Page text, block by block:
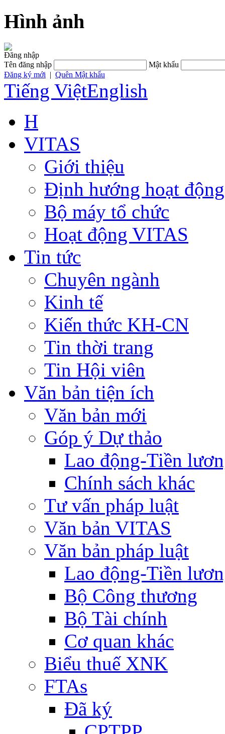
Hình ảnh
Đăng nhập
Tên đăng nhập
Mật khẩu
Đăng ký mới | Quên Mật khẩu
Tiếng ViệtEnglish
H
VITAS
Giới thiệu
Định hướng hoạt động
Bộ máy tổ chức
Hoạt động VITAS
Tin tức
Chuyên ngành
Kinh tế
Kiến thức KH-CN
Tin thời trang
Tin Hội viên
Văn bản tiện ích
Văn bản mới
Góp ý Dự thảo
Lao động-Tiền
Chính sách khác
Tư vấn pháp luật
Văn bản VITAS
Văn bản pháp luật
Lao động-Tiền
Bộ Công thương
Bộ Tài chính
Cơ quan khác
Biểu thuế XNK
FTAs
Đã ký